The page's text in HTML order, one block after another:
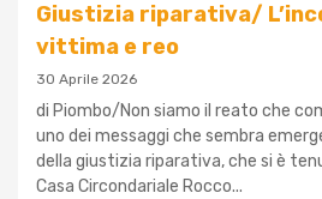
Giustizia riparativa/
vittima e reo
30 Aprile 2026
di Piombo/Non siamo il reato che
uno dei messaggi che sembra
della giustizia riparativa, che si è
Casa Circondariale Rocco...